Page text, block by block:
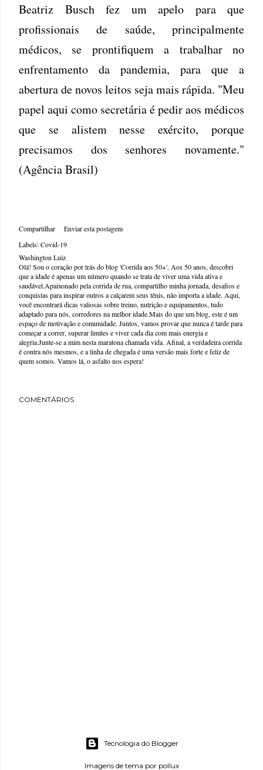
Beatriz Busch fez um apelo para que
profissionais de saúde, principalmente
médicos, se prontifiquem a trabalhar no
enfrentamento da pandemia, para que a
abertura de novos leitos seja mais rápida. "Meu
papel aqui como secretária é pedir aos médicos
que se alistem nesse exército, porque
precisamos dos senhores novamente."
(Agência Brasil)
Compartilhar
Enviar esta postagem
Labels:Covid-19
Washington Luiz
Olá! Sou o coração por trás do blog 'Corrida aos 50+'. Aos 50 anos, descobri
que a idade é apenas um número quando se trata de viver uma vida ativa e
saudável.Apaixonado pela corrida de rua, compartilho minha jornada, desafios e
conquistas para inspirar outros a calçarem seus tênis, não importa a idade. Aqui,
você encontrará dicas valiosas sobre treino, nutrição e equipamentos, tudo
adaptado para nós, corredores na melhor idade.Mais do que um blog, este é um
espaço de motivação e comunidade. Juntos, vamos provar que nunca é tarde para
começar a correr, superar limites e viver cada dia com mais energia e
alegria.Junte-se a mim nesta maratona chamada vida. Afinal, a verdadeira corrida
é contra nós mesmos, e a linha de chegada é uma versão mais forte e feliz de
quem somos. Vamos lá, o asfalto nos espera!
COMENTÁRIOS
Tecnologia do Blogger
Imagens de tema por pollux